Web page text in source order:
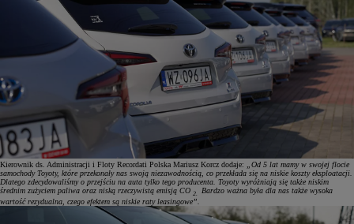
Kierownik ds. Administracji i Floty Recordati Polska Mariusz Korcz dodaje: „Od 5 lat mamy w swojej flocie
samochody Toyoty, które przekonały nas swoją niezawodnością, co przekłada się na niskie koszty eksploatacji.
Dlatego zdecydowaliśmy o przejściu na auta tylko tego producenta. Toyoty wyróżniają się także niskim
średnim zużyciem paliwa oraz niską rzeczywistą emisją CO 2.
Bardzo ważna była dla nas także wysoka
wartość rezydualna, czego efektem są niskie raty leasingowe”.